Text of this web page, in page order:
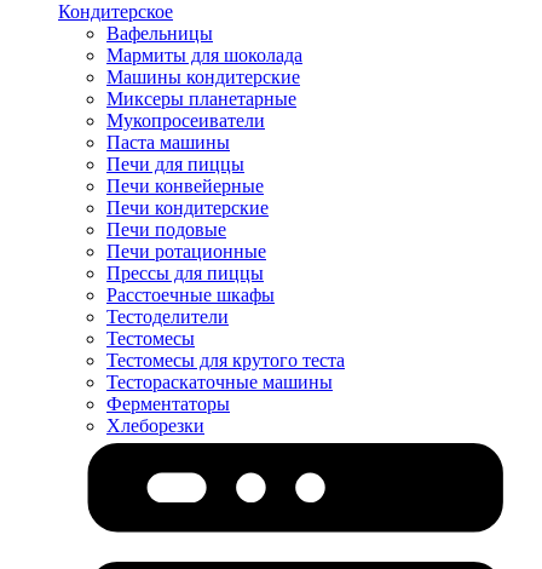
Кондитерское
Вафельницы
Мармиты для шоколада
Машины кондитерские
Миксеры планетарные
Мукопросеиватели
Паста машины
Печи для пиццы
Печи конвейерные
Печи кондитерские
Печи подовые
Печи ротационные
Прессы для пиццы
Расстоечные шкафы
Тестоделители
Тестомесы
Тестомесы для крутого теста
Тестораскаточные машины
Ферментаторы
Хлеборезки